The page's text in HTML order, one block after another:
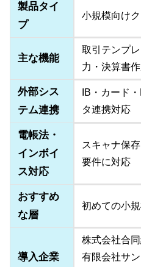
製品タイ
プ
小規模向け
主な機能
取引テンプ
力・決算書
外部シス
テム連携
IB・カード
タ連携対応
電帳法・
インボイ
ス対応
スキャナ保
要件に対応
おすすめ
な層
初めての小
導入企業
株式会社合
有限会社サ